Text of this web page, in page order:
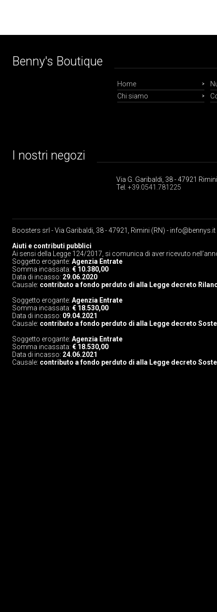
Benny's Boutique
Home
Chi siamo
I nostri negozi
Via G. Garibaldi, 38 - 47921 Rimini
Tel. +39.0541.781225
Boosters srl - Via Garibaldi, 38 - 47921, Rimini (RN) - info@bennys.it
Aiuti e contributi pubblici
Ai sensi della Legge 124/2017, si comunica di aver ricevuto
Soggetto erogante: Agenzia Entrate
Somma incassata: € 10.380,00
Data di incasso: 29.06.2020
Causale: contributo a fondo perduto di alla Legge decreto
Soggetto erogante: Agenzia Entrate
Somma incassata: € 18.530,00
Data di incasso: 09.04.2021
Causale: contributo a fondo perduto di alla Legge decreto
Soggetto erogante: Agenzia Entrate
Somma incassata: € 18.530,00
Data di incasso: 24.06.2021
Causale: contributo a fondo perduto di alla Legge decreto